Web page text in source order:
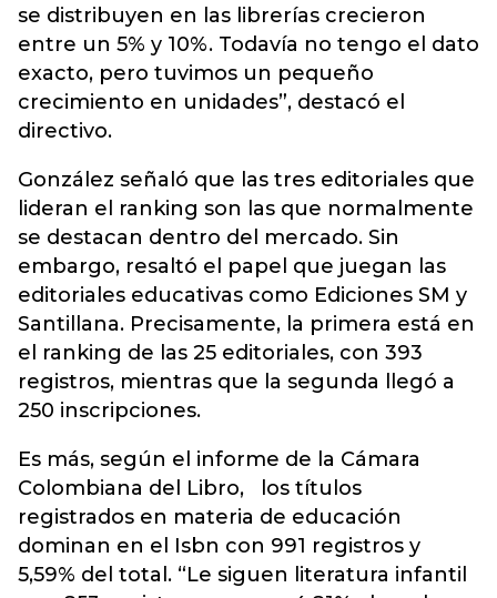
se distribuyen en las librerías crecieron
entre un 5% y 10%. Todavía no tengo el dato
exacto, pero tuvimos un pequeño
crecimiento en unidades”, destacó el
directivo.
González señaló que las tres editoriales que
lideran el ranking son las que normalmente
se destacan dentro del mercado. Sin
embargo, resaltó el papel que juegan las
editoriales educativas como Ediciones SM y
Santillana. Precisamente, la primera está en
el ranking de las 25 editoriales, con 393
registros, mientras que la segunda llegó a
250 inscripciones.
Es más, según el informe de la Cámara
Colombiana del Libro, los títulos
registrados en materia de educación
dominan en el Isbn con 991 registros y
5,59% del total. “Le siguen literatura infantil